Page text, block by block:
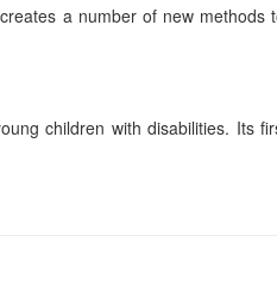
a number of new methods
children with disabilities. Its